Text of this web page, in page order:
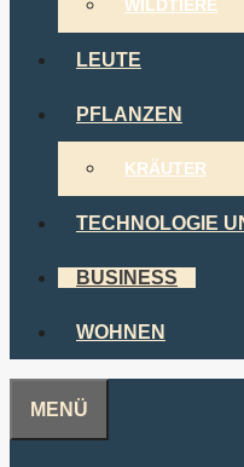
WILDTIERE
LEUTE
PFLANZEN
KRÄUTER
TECHNOLOGIE
BUSINESS
WOHNEN
MENÜ